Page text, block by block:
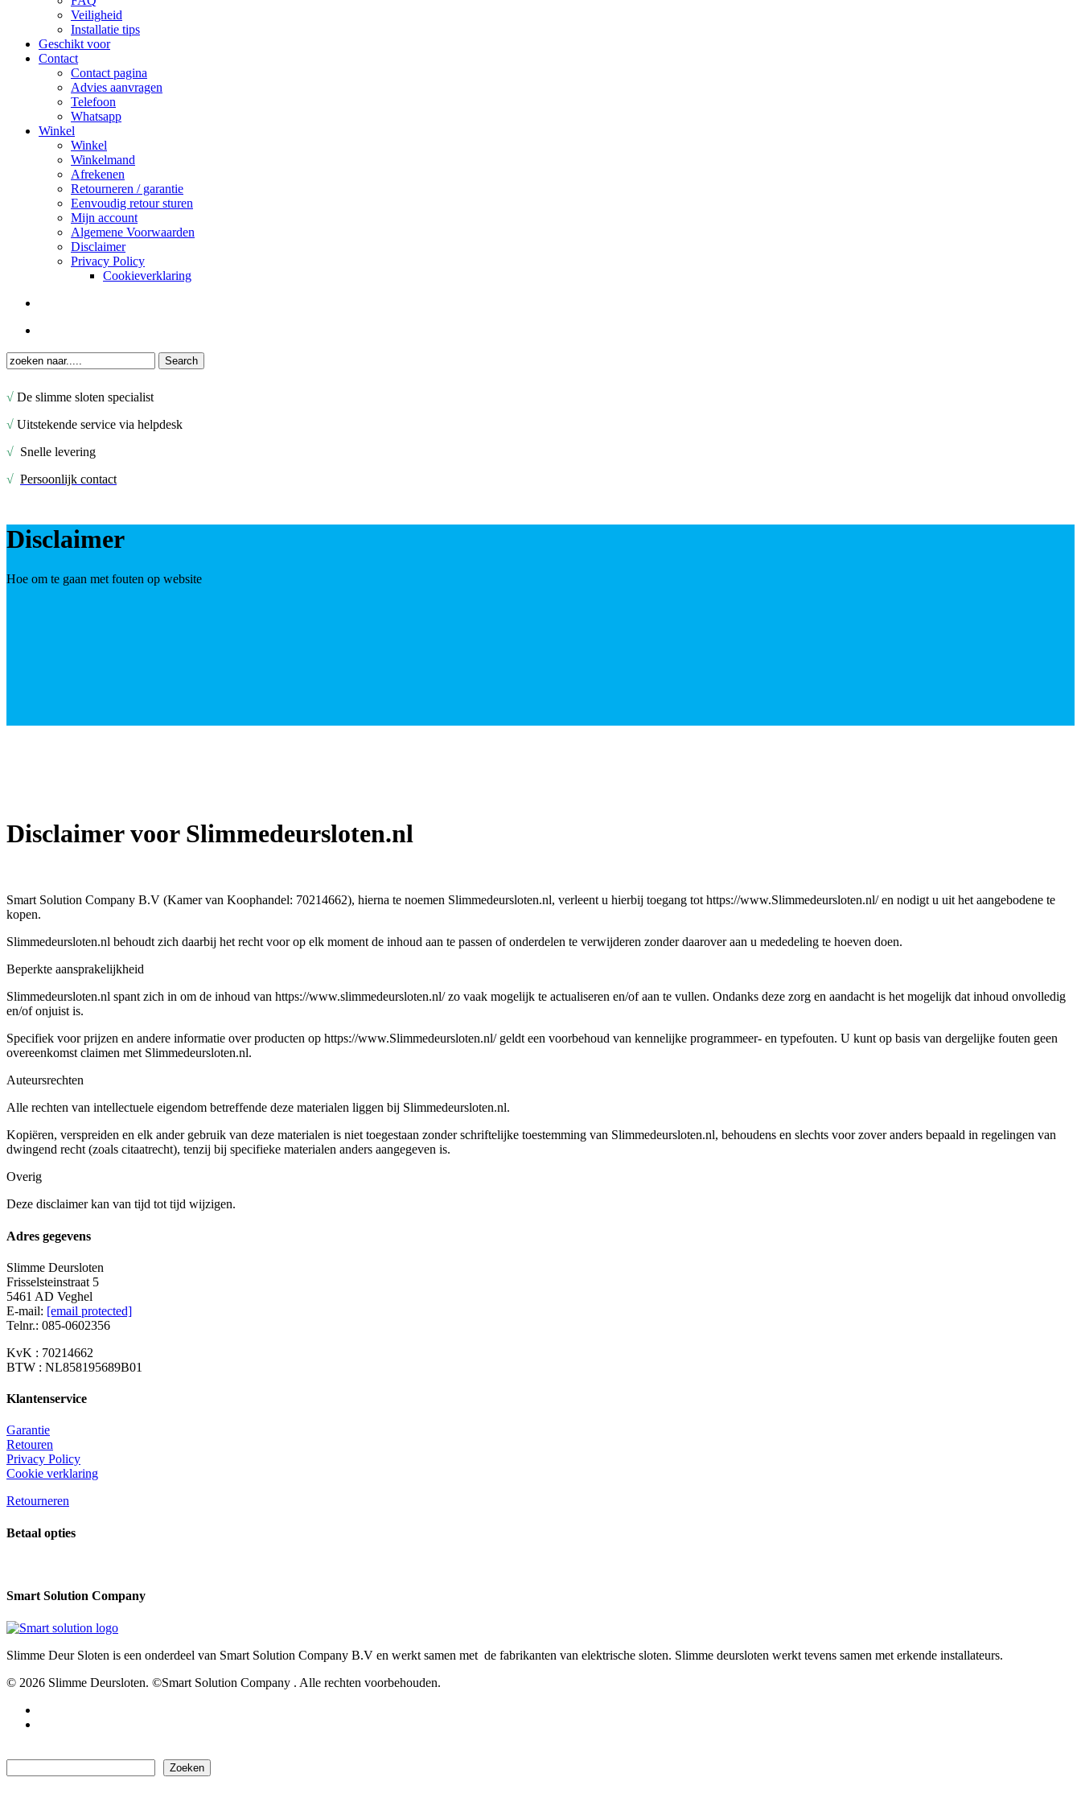
Veiligheid
Installatie tips
Geschikt voor
Contact
Contact pagina
Advies aanvragen
Telefoon
Whatsapp
Winkel
Winkel
Winkelmand
Afrekenen
Retourneren / garantie
Eenvoudig retour sturen
Mijn account
Algemene Voorwaarden
Disclaimer
Privacy Policy
Cookieverklaring
Search
Search
√ De slimme sloten specialist
√ Uitstekende service via helpdesk
√ Snelle levering
√ Persoonlijk contact
Disclaimer
Hoe om te gaan met fouten op website
Disclaimer voor Slimmedeursloten.nl
Smart Solution Company B.V (Kamer van Koophandel: 70214662), hierna te noemen Slimmedeursloten.nl, verleent u hierbij toegang tot https://www.Slimmedeursloten.nl/ en nodigt u uit het aangebodene te
kopen.
Slimmedeursloten.nl behoudt zich daarbij het recht voor op elk moment de inhoud aan te passen of onderdelen te verwijderen zonder daarover aan u mededeling te hoeven doen.
Beperkte aansprakelijkheid
Slimmedeursloten.nl spant zich in om de inhoud van https://www.slimmedeursloten.nl/ zo vaak mogelijk te actualiseren en/of aan te vullen. Ondanks deze zorg en aandacht is het mogelijk dat inhoud onvolledig
en/of onjuist is.
Specifiek voor prijzen en andere informatie over producten op https://www.Slimmedeursloten.nl/ geldt een voorbehoud van kennelijke programmeer- en typefouten. U kunt op basis van dergelijke fouten geen
overeenkomst claimen met Slimmedeursloten.nl.
Auteursrechten
Alle rechten van intellectuele eigendom betreffende deze materialen liggen bij Slimmedeursloten.nl.
Kopiëren, verspreiden en elk ander gebruik van deze materialen is niet toegestaan zonder schriftelijke toestemming van Slimmedeursloten.nl, behoudens en slechts voor zover anders bepaald in regelingen van
dwingend recht (zoals citaatrecht), tenzij bij specifieke materialen anders aangegeven is.
Overig
Deze disclaimer kan van tijd tot tijd wijzigen.
Adres gegevens
Slimme Deursloten
Frisselsteinstraat 5
5461 AD Veghel
E-mail: [email protected]
Telnr.: 085-0602356
KvK : 70214662
BTW : NL858195689B01
Klantenservice
Garantie
Retouren
Privacy Policy
Cookie verklaring
Retourneren
Betaal opties
Smart Solution Company
Slimme Deur Sloten is een onderdeel van Smart Solution Company B.V en werkt samen met de fabrikanten van elektrische sloten. Slimme deursloten werkt tevens samen met erkende installateurs.
© 2026 Slimme Deursloten. ©Smart Solution Company . Alle rechten voorbehouden.
Zoeken